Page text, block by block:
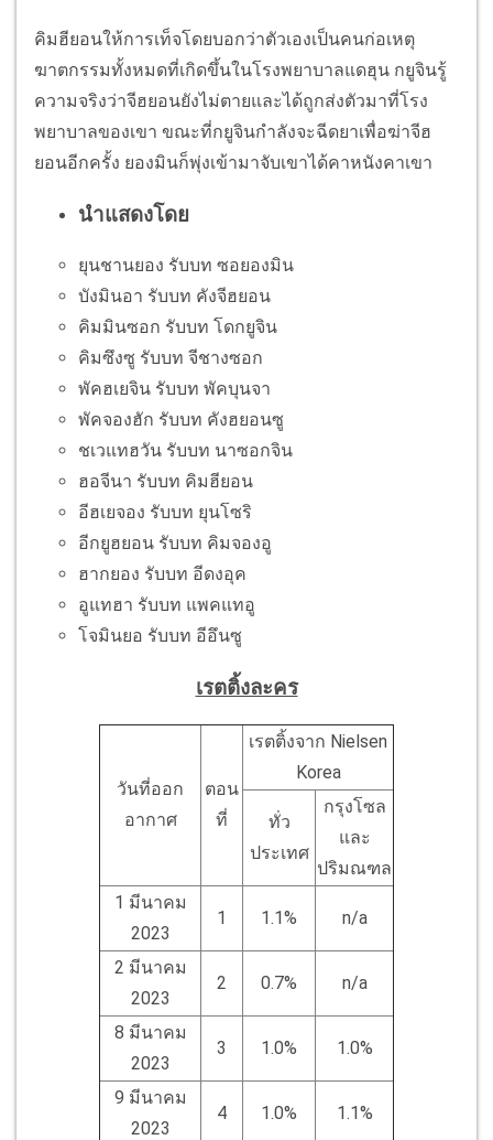
คิมฮียอนให้การเท็จโดยบอกว่าตัวเองเป็นคนก่อเหตุ
ฆาตกรรมทั้งหมดที่เกิดขึ้นในโรงพยาบาลแดฮุน กยูจินรู้
ความจริงว่าจีฮยอนยังไม่ตายและได้ถูกส่งตัวมาที่โรง
พยาบาลของเขา ขณะที่กยูจินกำลังจะฉีดยาเพื่อฆ่าจีฮ
ยอนอีกครั้ง ยองมินก็พุ่งเข้ามาจับเขาได้คาหนังคาเขา
นำแสดงโดย
ยุนชานยอง รับบท ซอยองมิน
บังมินอา รับบท คังจีฮยอน
คิมมินซอก รับบท โดกยูจิน
คิมซึงซู รับบท จีชางซอก
พัคฮเยจิน รับบท พัคบุนจา
พัคจองฮัก รับบท คังฮยอนซู
ชเวแทฮวัน รับบท นาซอกจิน
ฮอจีนา รับบท คิมฮียอน
อีฮเยจอง รับบท ยุนโซริ
อีกยูฮยอน รับบท คิมจองอู
ฮากยอง รับบท อีดงอุค
อูแทฮา รับบท แพคแทอู
โจมินยอ รับบท อีอึนซู
เรตติ้งละคร
วันที่ออก
อากาศ
ตอน
ที่
เรตติ้งจาก Nielsen
Korea
ทั่ว
ประเทศ
กรุงโซล
และ
ปริมณฑล
1 มีนาคม
2023
1 1.1% n/a
2 มีนาคม
2023
2 0.7% n/a
8 มีนาคม
2023
3 1.0% 1.0%
9 มีนาคม
2023
4 1.0% 1.1%